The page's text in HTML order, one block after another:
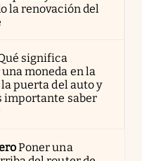
la renovación del
significa
moneda en la
puerta del auto y
importante saber
Poner una